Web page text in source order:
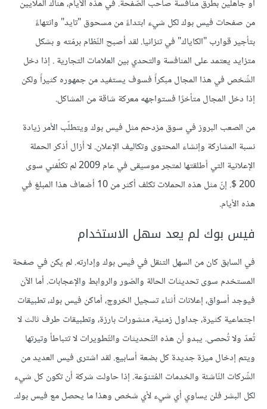
أو جاهلين بطرق منافسة صاحب الصّفحة. في هذه الأيام، هناك الملايين
من صفحات فيس بوك لكل شيء ابتداءً من مسحوق "تايد" وانتهاءً
بتأجير قوارب "الكاياك" في تنزانيا. لقد أصبح النّظام برمّته و بشكل
متزايد يعتمد على المنافسة والتحدي بين العلامات التجارية . إذا دخل
الشّخص في هذا المجال مبكراً فسوف يستفيد من جمهوره كثيراً ولكن
إذا دخل المجال متأخرًا فستواجهه معركة شاقة من المشاكل.
من الصعب البروز في سوق مزدحم مثل فيس بوك ويتطلّب الأمر زيادة
نسبة المشاركة وإنشاء المحتوى وتكاليف الإعلان. لا أزال أذكر الحملة
الإعلانية التي أطلقتها لمتجر موسيقى في عام 2009 لم تكلّفني سوى
200 $. إنّ مثل هذه الحملات تكلف أكثر من 10 أضعاف هذا المبلغ في
هذه الأيام.
فيس بوك لم يعد سهل الاستخدام
في السابق كان من السهل التنقل في فيس بوك وإدارته. لم يكن في صفحة
المستخدم سوى تحديثات الحالة والصّور والروابط والإعجابات. أما الآن
فيوجد أسواق، إعلانات أثناء تسجيل الخروج، أماكن فيس بوك، تطبيقات
اجتماعية كثيرة، جداول زمنية، منشورات بارزة، وتطبيقات طرف ثالث لا
تُعدّ ولا تُحصى. يبدو أن هذه التّحديثات والتّطويرات لا تتباطأ وتيرتها
ويتم إدخال ميزة جديدة كل بضعة أسابيع. لقد اشترى فيس العديد من
الشّركات النّاشئة والخدمات المُتنوّعة. إذا حاولت شركة أن تكون كل شيء
لكل البشر فلن يساوي أي شيء لأي شخص وهذا ما يحصل مع فيس بوك.